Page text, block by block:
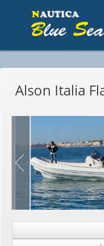
¿Quiénes somos?
Utilizado
ender su barco
ervicios
ontactos
Alson Italia